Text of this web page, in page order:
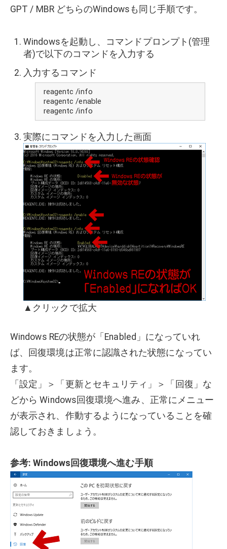
GPT / MBR どちらのWindowsも同じ手順です。
Windowsを起動し、コマンドプロンプト(管理
者)で以下のコマンドを入力する
入力するコマンド
reagentc /info
reagentc /enable
reagentc /info
実際にコマンドを入力した画面
▲クリックで拡大
Windows REの状態が「Enabled」になっていれ
ば、回復環境は正常に認識された状態になってい
ます。
「設定」＞「更新とセキュリティ」＞「回復」な
どから Windows回復環境へ進み、正常にメニュー
が表示され、作動するようになっていることを確
認しておきましょう。
参考: Windows回復環境へ進む手順